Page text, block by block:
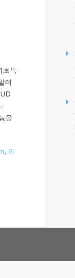
초특
려
을
, 리